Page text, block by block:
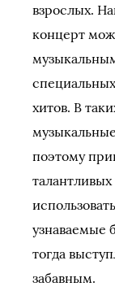
взрослых.
концерт
хитов. В
поэтому
узнаваемые
тогда
забавным.